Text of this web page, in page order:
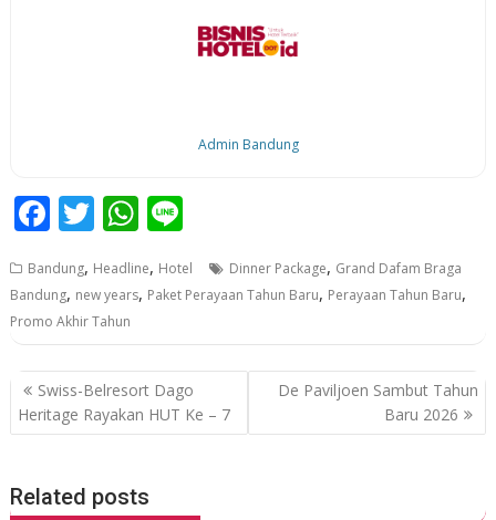
Admin Bandung
F
e
b
o
o
k
T
itt
er
W
at
A
p
p
e
Bandung, Headline, Hotel Dinner Package, Grand Dafam Braga
Bandung, new years, Paket Perayaan Tahun Baru, Perayaan Tahun Baru,
Promo Akhir Tahun
P
o
n
Swiss-Belresort Dago
Heritage Rayakan HUT Ke – 7
De Paviljoen Sambut Tahun
Baru 2026
Related posts